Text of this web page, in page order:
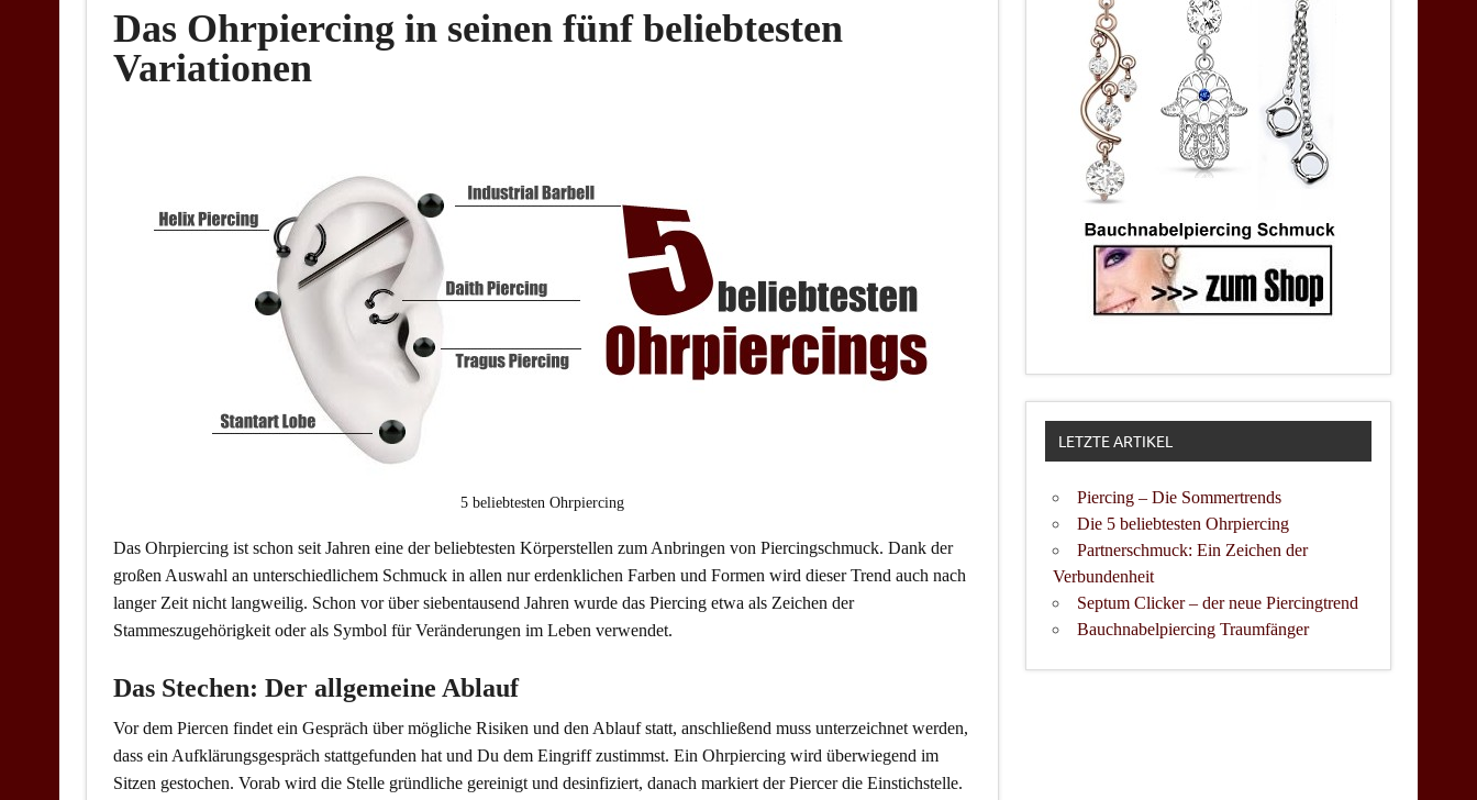
Das Ohrpiercing in seinen fünf beliebtesten
Variationen
5 beliebtesten Ohrpiercing
Das Ohrpiercing ist schon seit Jahren eine der beliebtesten Körperstellen zum Anbringen von Piercingschmuck. Dank der
großen Auswahl an unterschiedlichem Schmuck in allen nur erdenklichen Farben und Formen wird dieser Trend auch nach
langer Zeit nicht langweilig. Schon vor über siebentausend Jahren wurde das Piercing etwa als Zeichen der
Stammeszugehörigkeit oder als Symbol für Veränderungen im Leben verwendet.
Das Stechen: Der allgemeine Ablauf
Vor dem Piercen findet ein Gespräch über mögliche Risiken und den Ablauf statt, anschließend muss unterzeichnet werden,
dass ein Aufklärungsgespräch stattgefunden hat und Du dem Eingriff zustimmst. Ein Ohrpiercing wird überwiegend im
Sitzen gestochen. Vorab wird die Stelle gründliche gereinigt und desinfiziert, danach markiert der Piercer die Einstichstelle.
LETZTE ARTIKEL
Piercing – Die Sommertrends
Die 5 beliebtesten Ohrpiercing
Partnerschmuck: Ein Zeichen der
Verbundenheit
Septum Clicker – der neue Piercingtrend
Bauchnabelpiercing Traumfänger